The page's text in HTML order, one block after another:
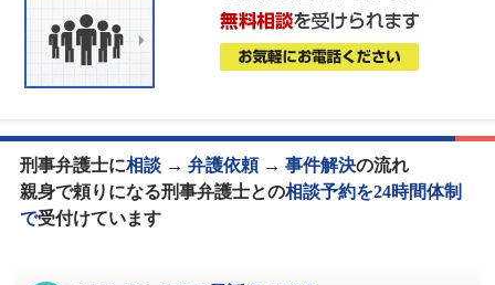
刑事弁護士に相談→ 弁護依頼 → 事件解決の流れ
親身で頼りになる刑事弁護士との相談予約を24時間体制
で受付けています